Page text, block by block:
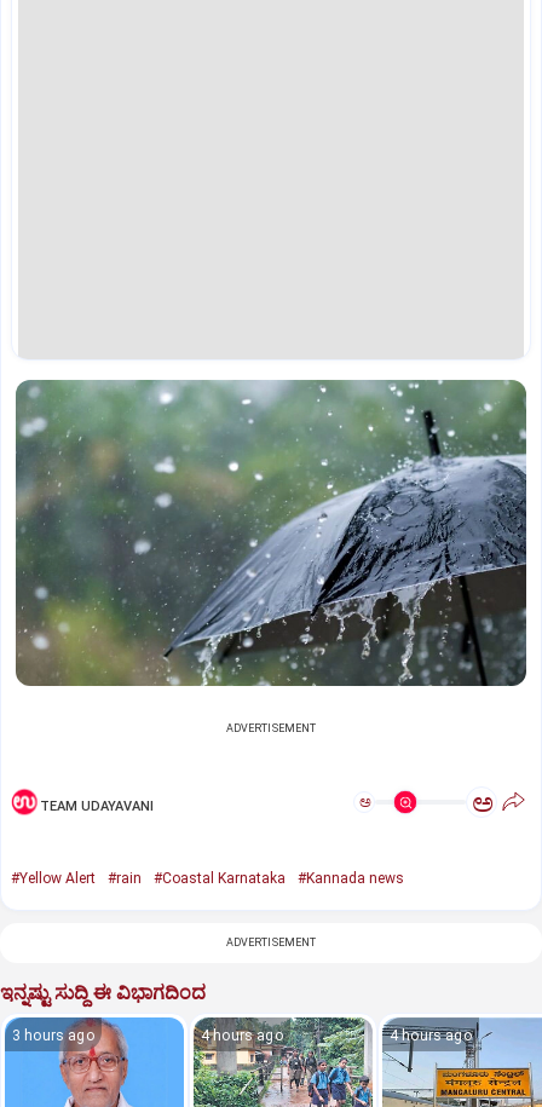
ADVERTISEMENT
TEAM UDAYAVANI ಅ ಅ
#Yellow Alert #rain #Coastal Karnataka #Kannada news
ADVERTISEMENT
ಇನ್ನಷ್ಟು ಸುದ್ದಿ ಈ ವಿಭಾಗದಿಂದ
3 hours ago 4 hours ago 4 hours ago